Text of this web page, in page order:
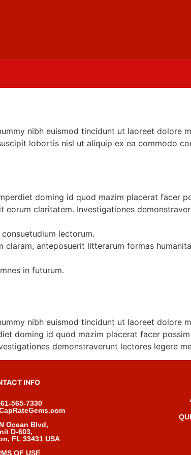
nibh euismod tincidunt ut laoreet dolore
lobortis nisl ut aliquip ex ea commodo
doming id quod mazim placerat facer
claritatem. Investigationes
lectorum.
anteposuerit litterarum formas
in futurum.
nibh euismod tincidunt ut laoreet dolore
doming id quod mazim placerat facer possim
demonstraverunt lectores legere
INFO
565-7330
Ocean Blvd,
D-603,
FL 33431 USA
OF USE